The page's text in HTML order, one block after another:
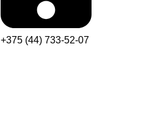
+375 (44) 733-52-07